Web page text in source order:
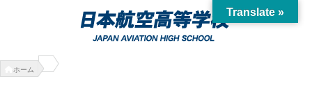
ホーム
Translate »